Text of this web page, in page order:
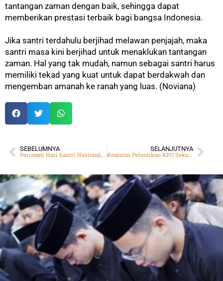
tantangan zaman dengan baik, sehingga dapat
memberikan prestasi terbaik bagi bangsa Indonesia.
Jika santri terdahulu berjihad melawan penjajah, maka
santri masa kini berjihad untuk menaklukan tantangan
zaman. Hal yang tak mudah, namun sebagai santri harus
memiliki tekad yang kuat untuk dapat berdakwah dan
mengemban amanah ke ranah yang luas. (Noviana)
SEBELUMNYA
Peringati Hari Santri Nasional, Pesantren Daarut Tauhiid Bandung Gelar Upacara
SELANJUTNYA
Kegiatan Pelantikan KPU Sekolah DTBS Batam